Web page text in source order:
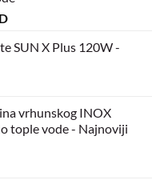
SUN X Plus 120W -
vrhunskog INOX
tople vode - Najnoviji